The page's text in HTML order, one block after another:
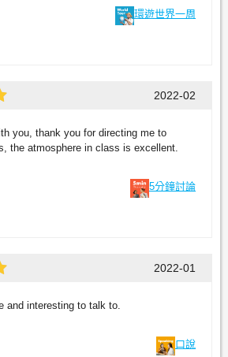
環遊世界一周
2022-02
you, thank you for directing me to
the atmosphere in class is excellent.
5分鐘討論
2022-01
and interesting to talk to.
口說